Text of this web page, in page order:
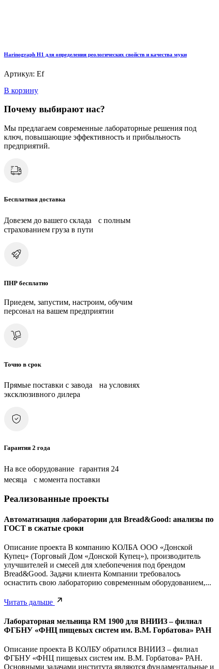
Harinograph Н1 для определения реологических свойств и качества муки
Артикул: Ef
В корзину
Почему выбирают нас?
Мы предлагаем современные лабораторные решения под
ключ, повышающие эффективность и прибыльность
предприятий.
Бесплатная доставка
Довезем до вашего склада с полным
страхованием груза в пути
ПНР бесплатно
Приедем, запустим, настроим, обучим
персонал на вашем предприятии
Точно в срок
Прямые поставки с завода на условиях
эксклюзивного дилера
Гарантия 2 года
На все оборудование гарантия 24
месяца с момента поставки
Реализованные проекты
Автоматизация лаборатории для Bread&Good: анализы по
ГОСТ в сжатые сроки
Описание проекта В компанию КОЛБА ООО «Донской
Купец» (Торговый Дом «Донской Купец»), производитель
улучшителей и смесей для хлебопечения под брендом
Bread&Good. Задачи клиента Компании требовалось
оснастить свою лабораторию современным оборудованием,...
Читать дальше
Лабораторная мельница RM 1900 для ВНИИЗ – филиал
ФГБНУ «ФНЦ пищевых систем им. В.М. Горбатова» РАН
Описание проекта В КОЛБУ обратился ВНИИЗ – филиал
ФГБНУ «ФНЦ пищевых систем им. В.М. Горбатова» РАН.
Основными задачами института являются фундаментальные и